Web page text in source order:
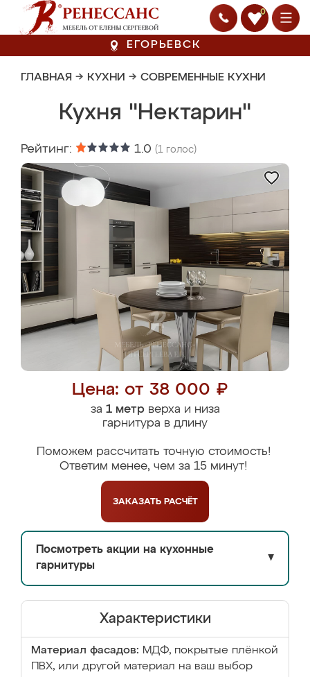
0
ЕГОРЬЕВСК
ГЛАВНАЯ → КУХНИ → СОВРЕМЕННЫЕ КУХНИ
Кухня "Нектарин"
Рейтинг: 1.0 (1 голос)
Цена: от 38 000 ₽
за 1 метрверха и низа
гарнитура в длину
Поможем рассчитать точную стоимость!
Ответим менее, чем за 15 минут!
ЗАКАЗАТЬ РАСЧЁТ
Посмотреть акции на кухонные
гарнитуры
▼
Характеристики
Материал фасадов: МДФ, покрытые плёнкой
ПВХ, или другой материал на ваш выбор